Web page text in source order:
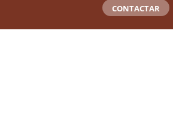
CONTACTAR